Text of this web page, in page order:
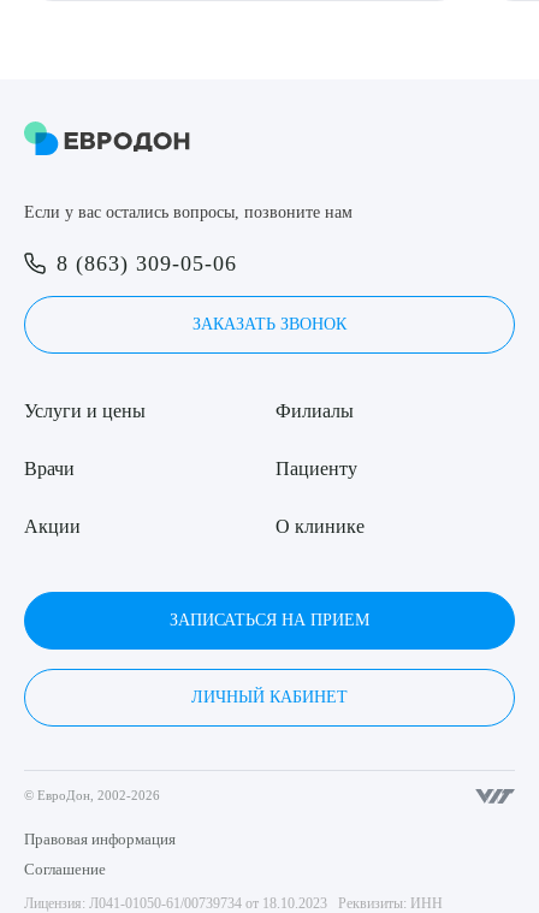
Если у вас остались вопросы, позвоните нам
8 (863) 309-05-06
ЗАКАЗАТЬ ЗВОНОК
Услуги и цены
Врачи
Акции
Филиалы
Пациенту
О клинике
ЗАПИСАТЬСЯ НА ПРИЕМ
ЛИЧНЫЙ КАБИНЕТ
© ЕвроДон, 2002-2026
Правовая информация
Соглашение
Лицензия: Л041-01050-61/00739734 от 18.10.2023 Реквизиты: ИНН